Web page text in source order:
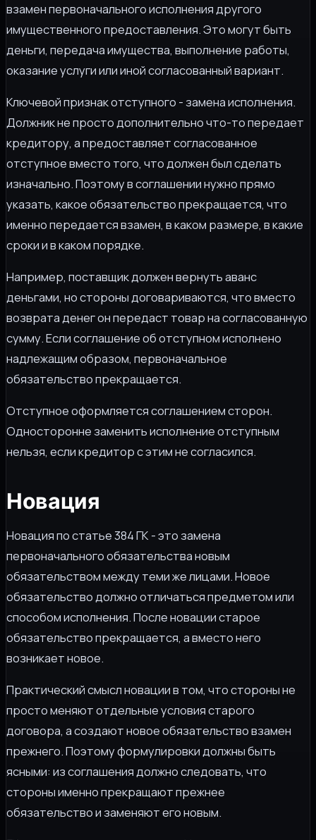
взамен первоначального исполнения другого
имущественного предоставления. Это могут быть
деньги, передача имущества, выполнение работы,
оказание услуги или иной согласованный вариант.
Ключевой признак отступного - замена исполнения.
Должник не просто дополнительно что-то передает
кредитору, а предоставляет согласованное
отступное вместо того, что должен был сделать
изначально. Поэтому в соглашении нужно прямо
указать, какое обязательство прекращается, что
именно передается взамен, в каком размере, в какие
сроки и в каком порядке.
Например, поставщик должен вернуть аванс
деньгами, но стороны договариваются, что вместо
возврата денег он передаст товар на согласованную
сумму. Если соглашение об отступном исполнено
надлежащим образом, первоначальное
обязательство прекращается.
Отступное оформляется соглашением сторон.
Односторонне заменить исполнение отступным
нельзя, если кредитор с этим не согласился.
Новация
Новация по статье 384 ГК - это замена
первоначального обязательства новым
обязательством между теми же лицами. Новое
обязательство должно отличаться предметом или
способом исполнения. После новации старое
обязательство прекращается, а вместо него
возникает новое.
Практический смысл новации в том, что стороны не
просто меняют отдельные условия старого
договора, а создают новое обязательство взамен
прежнего. Поэтому формулировки должны быть
ясными: из соглашения должно следовать, что
стороны именно прекращают прежнее
обязательство и заменяют его новым.